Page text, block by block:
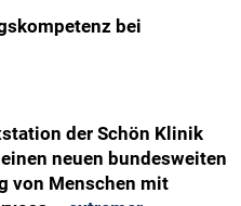
bei
der Schön Klinik
neuen bundesweiten
von Menschen mit